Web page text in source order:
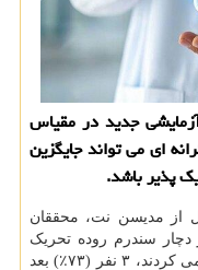
جدید در مقیاس
ای می تواند جایگزین
پذیر باشد.
از مدیسن نت، محققان
که تقریبا از هر ۴ بیمار دچار سندرم روده تحریک
پذیر که رژیم غذایی مدیترانه ای را دنبال می کردند، ۳ نفر (۷۳٪) بعد